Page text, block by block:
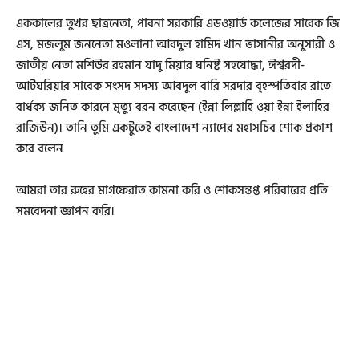
এককালের তুখর ছাত্রনেতা, পাবনা সরকারি এডওয়ার্ড কলেজের সাবেক জি
এস, মজলুম জননেতা মওলানা আবদুল হামিদ খান ভাসানীর অনুসারী ও
জাতীয় নেতা মশিউর রহমান যাদু মিয়ার ঘনিষ্ট সহযোদ্ধা, ঈশ্বরদী-
আটঘরিয়ার সাবেক সংসদ সদস্য আবদুল বারি সরদার বৃহস্পতিবার রাতে
বার্ধক্য জনিত কারনে মৃত্যু বরন করেছেন (ইন্না লিল্লাহি ওয়া ইন্না ইলাহির
রাজিউন)। তানি তুমি একটুতেই বাংলাদেশ ন্যাপের মহাসচিব শোক প্রকাশ
করে বলেন
আমরা তার রুহের মাগফেরাত কামনা করি ও শোকসন্তপ্ত পরিবারের প্রতি
সমবেদনা জ্ঞাপন করি।